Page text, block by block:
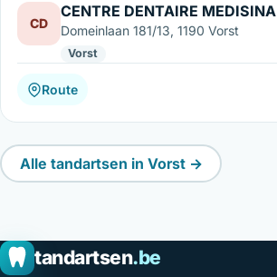
CD
CENTRE DENTAIRE MEDISINA
Domeinlaan 181/13, 1190 Vorst
Vorst
Route
Alle tandartsen in Vorst →
tandartsen.be